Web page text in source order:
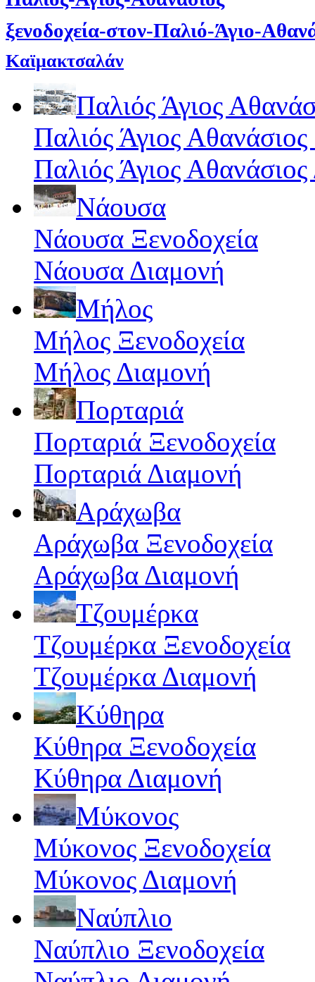
ξενοδοχεία-στον-Παλιό-Άγιο-
Καϊμακτσαλάν
Παλιός Άγιος
Παλιός Άγιος Αθανάσιος
Παλιός Άγιος
Νάουσα
Νάουσα Ξενοδοχεία
Νάουσα Διαμονή
Μήλος
Μήλος Ξενοδοχεία
Μήλος Διαμονή
Πορταριά
Πορταριά Ξενοδοχεία
Πορταριά Διαμονή
Αράχωβα
Αράχωβα Ξενοδοχεία
Αράχωβα Διαμονή
Τζουμέρκα
Τζουμέρκα Ξενοδοχεία
Τζουμέρκα Διαμονή
Κύθηρα
Κύθηρα Ξενοδοχεία
Κύθηρα Διαμονή
Μύκονος
Μύκονος Ξενοδοχεία
Μύκονος Διαμονή
Ναύπλιο
Ναύπλιο Ξενοδοχεία